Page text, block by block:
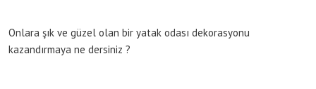
Onlara şık ve güzel olan bir yatak odası dekorasyonu
kazandırmaya ne dersiniz ?